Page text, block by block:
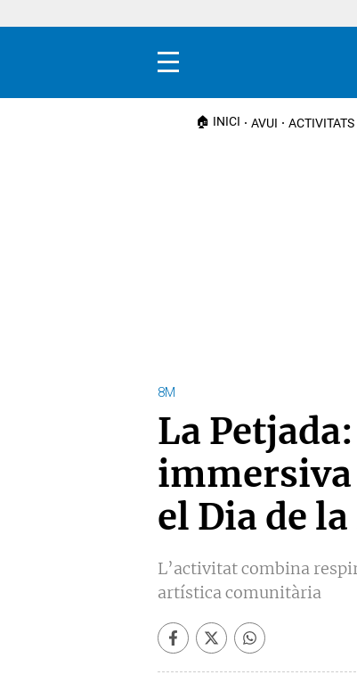
Menú
🏠 INICI AVUI
8M
La
immersiva
el Dia de
L’activitat combina
artística comunitària